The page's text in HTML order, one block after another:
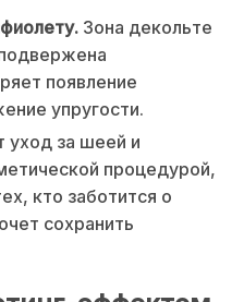
Зона декольте
появление
упругости.
уход за шеей и
процедурой,
кто заботится о
сохранить